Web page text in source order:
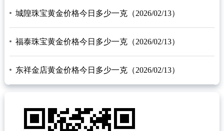
城隍珠宝黄金价格今日多少一克（2026/02/13）
福泰珠宝黄金价格今日多少一克（2026/02/13）
东祥金店黄金价格今日多少一克（2026/02/13）